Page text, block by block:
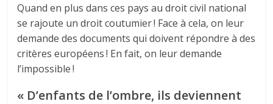
Quand en plus dans ces pays au droit civil national
se rajoute un droit coutumier ! Face à cela, on leur
demande des documents qui doivent répondre à des
critères européens ! En fait, on leur demande
l’impossible !
« D’enfants de l’ombre, ils deviennent